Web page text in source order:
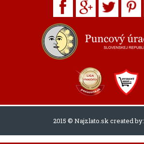
2015 © Najzlato.sk created by: